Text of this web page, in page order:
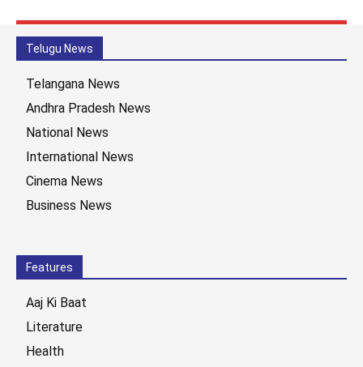
Telugu News
Telangana News
Andhra Pradesh News
National News
International News
Cinema News
Business News
Features
Aaj Ki Baat
Literature
Health